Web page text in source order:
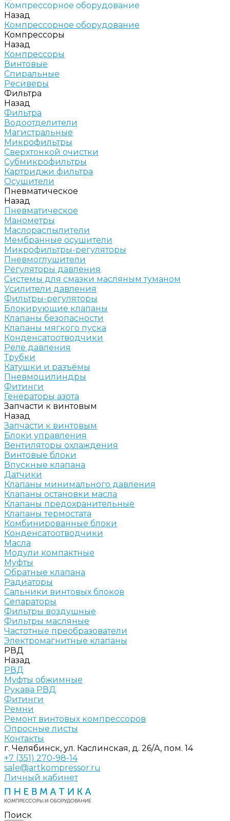
Компрессорное оборудование
Назад
Компрессорное оборудование
Компрессоры
Назад
Компрессоры
Винтовые
Спиральные
Ресиверы
Фильтра
Назад
Фильтра
Водоотделители
Магистральные
Микрофильтры
Сверхтонкой очистки
Субмикрофильтры
Картриджи фильтра
Осушители
Пневматическое
Назад
Пневматическое
Манометры
Маслораспылители
Мембранные осушители
Микрофильтры-регуляторы
Пневмоглушители
Регуляторы давления
Системы для смазки масляным туманом
Усилители давления
Фильтры-регуляторы
Блокирующие клапаны
Клапаны безопасности
Клапаны мягкого пуска
Конденсатоотводчики
Реле давления
Трубки
Катушки и разъёмы
Пневмоцилиндры
Фитинги
Генераторы азота
Запчасти к винтовым
Назад
Запчасти к винтовым
Блоки управления
Вентиляторы охлаждения
Винтовые блоки
Впускные клапана
Датчики
Клапаны минимального давления
Клапаны остановки масла
Клапаны предохранительные
Клапаны термостата
Комбинированные блоки
Конденсатоотводчики
Масла
Модули компактные
Муфты
Обратные клапана
Радиаторы
Сальники винтовых блоков
Сепараторы
Фильтры воздушные
Фильтры масляные
Частотные преобразователи
Электромагнитные клапаны
РВД
Назад
РВД
Муфты обжимные
Рукава РВД
Фитинги
Ремни
Ремонт винтовых компрессоров
Опросные листы
Контакты
г. Челябинск, ул. Каслинская, д. 26/А, пом. 14
+7 (351) 270-98-14
sale@artkompressor.ru
Личный кабинет
Поиск